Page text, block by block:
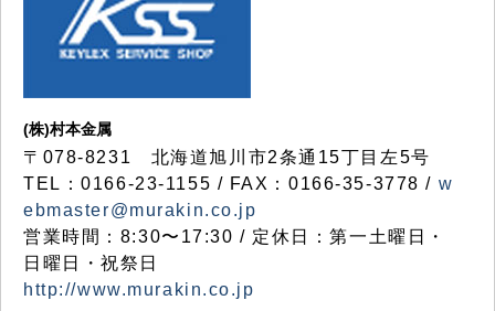
(株)村本金属
〒078-8231 北海道旭川市2条通15丁目左5号
TEL：0166-23-1155 / FAX：0166-35-3778 / w
ebmaster@murakin.co.jp
営業時間：8:30〜17:30 / 定休日：第一土曜日・
日曜日・祝祭日
http://www.murakin.co.jp